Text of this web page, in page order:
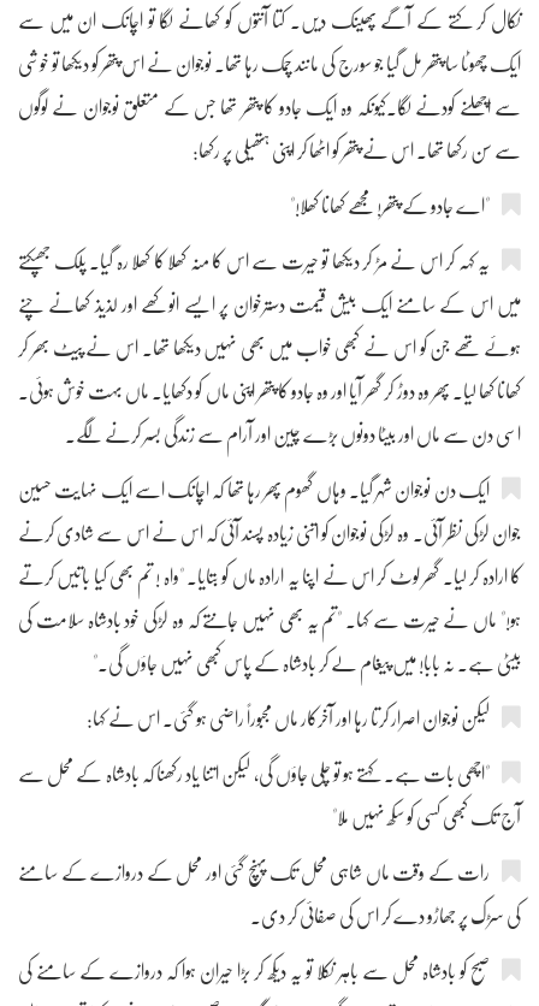
نکال کر کتے کے آگے پھینک دیں۔ کتا آنتوں کو کھانے لگا تو اچانک ان میں سے
ایک چھوٹا سا پتھر مل گیا جو سورج کی مانند چمک رہا تھا۔ نوجوان نے اس پتھر کو دیکھا تو خوشی
سے اچھلنے کودنے لگا۔کیونکہ وہ ایک جادو کا پتھر تھا جس کے متعلق نوجوان نے لوگوں
سے سن رکھا تھا۔ اس نے پتھر کو اٹھا کر اپنی ہتھیلی پر رکھا:
"اے جادو کے پتھر! مجھے کھانا کھلا!"
یہ کہہ کر اس نے مڑ کر دیکھا تو حیرت سے اس کا منہ کھلا کا کھلا رہ گیا۔ پلک جھپکتے
میں اس کے سامنے ایک بیش قیمت دسترخوان پر ایسے انوکھے اور لذیذ کھانے چنے
ہوئے تھے جن کو اس نے کبھی خواب میں بھی نہیں دیکھا تھا۔ اس نے پیٹ بھر کر
کھانا کھا لیا۔ پھر وہ دوڑ کر گھر آیا اور وہ جادو کا پتھر اپنی ماں کو دکھایا۔ ماں بہت خوش ہوئی۔
اسی دن سے ماں اور بیٹا دونوں بڑے چین اور آرام سے زندگی بسر کرنے لگے۔
ایک دن نوجوان شہر گیا۔ وہاں گھوم پھر رہا تھا کہ اچانک اسے ایک نہایت حسین
جوان لڑکی نظر آئی۔ وہ لڑکی نوجوان کو اتنی زیادہ پسند آئی کہ اس نے اس سے شادی کرنے
کا ارادہ کر لیا۔ گھر لوٹ کر اس نے اپنا یہ ارادہ ماں کو بتایا۔ "واہ ! تم بھی کیا باتیں کرتے
ہو!" ماں نے حیرت سے کہا۔ "تم یہ بھی نہیں جانتے کہ وہ لڑکی خود بادشاہ سلامت کی
بیٹی ہے۔ نہ بابا! میں پیغام لے کر بادشاہ کے پاس کبھی نہیں جاؤں گی۔"
لیکن نوجوان اصرار کرتا رہا اور آخرکار ماں مجبوراً راضی ہو گئی۔ اس نے کہا:
"اچھی بات ہے۔ کہتے ہو تو چلی جاؤں گی، لیکن اتنا یاد رکھنا کہ بادشاہ کے محل سے
آج تک کبھی کسی کو سکھ نہیں ملا"
رات کے وقت ماں شاہی محل تک پہنچ گئی اور محل کے دروازے کے سامنے
کی سڑک پر جھاڑو دے کر اس کی صفائی کر دی۔
صبح کو بادشاہ محل سے باہر نکلا تو یہ دیکھ کر بڑا حیران ہوا کہ دروازے کے سامنے کی